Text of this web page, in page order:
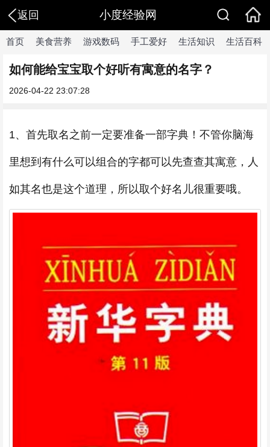
返回 小度经验网
首页 美食营养 游戏数码 手工爱好 生活知识 生活百科
如何能给宝宝取个好听有寓意的名字？
2026-04-22 23:07:28
1、首先取名之前一定要准备一部字典！不管你脑海
里想到有什么可以组合的字都可以先查查其寓意，人
如其名也是这个道理，所以取个好名儿很重要哦。